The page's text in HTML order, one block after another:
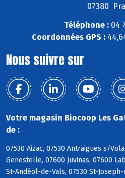
07380
Téléphone : 04
Coordonnées GPS :
Nous suivre sur
Votre magasin Biocoop Les
de :
07530 Aizac, 07530 Antraigues s/
Genestelle, 07600 Juvinas, 07600
St-Andéol-de-Vals, 07530 St-